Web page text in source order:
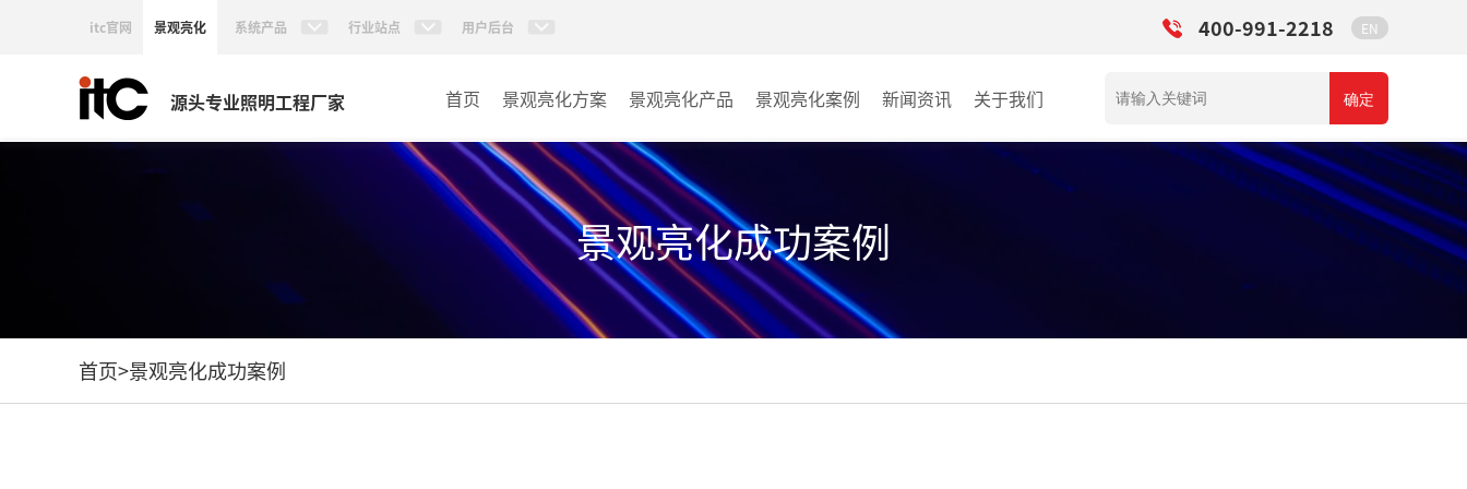
itc官网 景观亮化 系统产品 行业站点 用户后台 400-991-2218 EN
源头专业照明工程厂家 首页 景观亮化方案 景观亮化产品
AI智慧文旅灯光系统
AI智慧照明控制系统
投光灯
洗墙灯
景观亮化案例
文旅照明
其它
新闻资讯 关于我们 确定
景观亮化成功案例
首页>景观亮化成功案例